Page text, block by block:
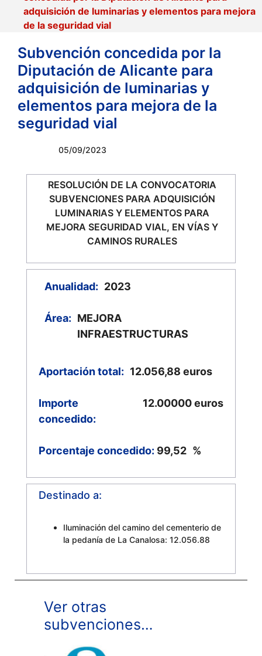
adquisición de luminarias y elementos para mejora
de la seguridad vial
Subvención concedida por la
Diputación de Alicante para
adquisición de luminarias y
elementos para mejora de la
seguridad vial
05/09/2023
RESOLUCIÓN DE LA CONVOCATORIA
SUBVENCIONES PARA ADQUISICIÓN
LUMINARIAS Y ELEMENTOS PARA
MEJORA SEGURIDAD VIAL, EN VÍAS Y
CAMINOS RURALES
Anualidad: 2023
Área: MEJORA
INFRAESTRUCTURAS
Aportación total: 12.056,88 euros
Importe
concedido:
12.00000euros
Porcentaje concedido: 99,52 %
Destinado a:
Iluminación del camino del cementerio de
la pedanía de La Canalosa: 12.056.88
Ver otras
subvenciones…